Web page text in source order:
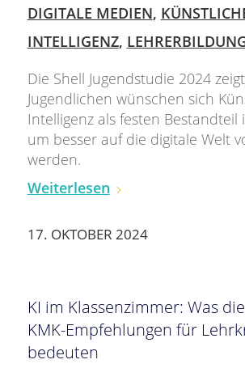
DIGITALE MEDIEN,
INTELLIGENZ,
Die Shell Jugendstudie 2024
Jugendlichen wünschen sich
Intelligenz als festen
um besser auf die digitale Welt
werden.
Weiterlesen
17. OKTOBER 2024
KI im Klassenzimmer: Was
KMK-Empfehlungen für
bedeuten